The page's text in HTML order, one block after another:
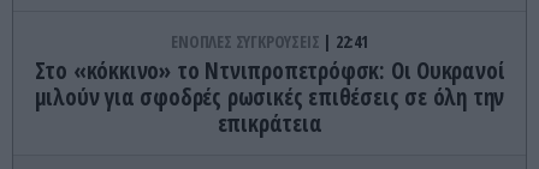
ΕΝΟΠΛΕΣ ΣΥΓΚΡΟΥΣΕΙΣ 22:41
Στο «κόκκινο» το Ντνιπροπετρόφσκ: Οι Ουκρανοί
μιλούν για σφοδρές ρωσικές επιθέσεις σε όλη την
επικράτεια